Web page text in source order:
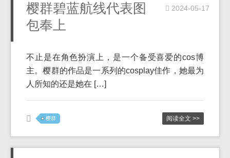
樱群碧蓝航线代表图
包奉上
2024-05-17
不止是在角色扮演上，是一个备受喜爱的cos博
主。樱群的作品是一系列的cosplay佳作，她最为
人所知的还是她在 […]
樱群 阅读全文 >>